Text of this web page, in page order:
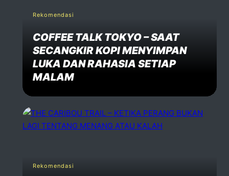
Rekomendasi
COFFEE TALK TOKYO – SAAT
SECANGKIR KOPI MENYIMPAN
LUKA DAN RAHASIA SETIAP
MALAM
Rekomendasi